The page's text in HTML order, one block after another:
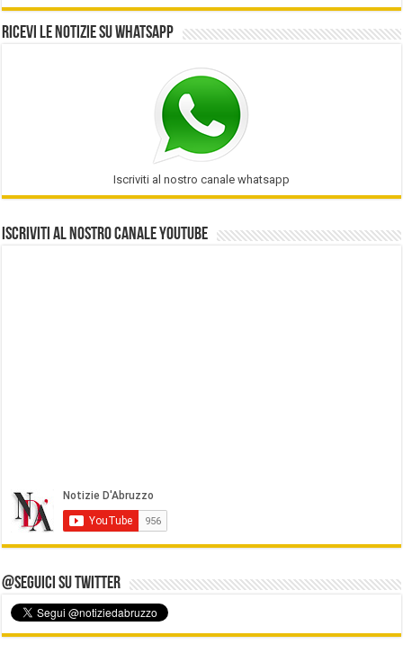
Ricevi le notizie su Whatsapp
Iscriviti al nostro canale whatsapp
Iscriviti al nostro Canale Youtube
@Seguici su Twitter